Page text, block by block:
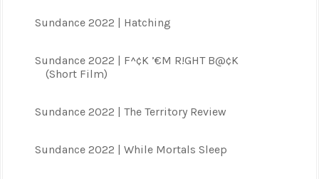
Sundance 2022 | Hatching
Sundance 2022 | F^¢K ’€M R!GHT B@¢K
(Short Film)
Sundance 2022 | The Territory Review
Sundance 2022 | While Mortals Sleep